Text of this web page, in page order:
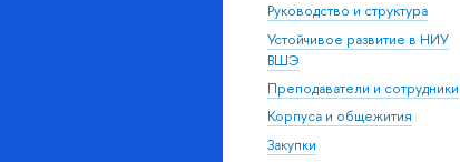
Руководство и структура
Устойчивое развитие в НИУ
ВШЭ
Преподаватели и сотрудники
Корпуса и общежития
Закупки